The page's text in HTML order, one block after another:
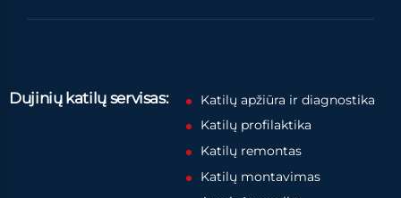
Dujinių katilų servisas:
Katilų apžiūra ir diagnostika
Katilų profilaktika
Katilų remontas
Katilų montavimas